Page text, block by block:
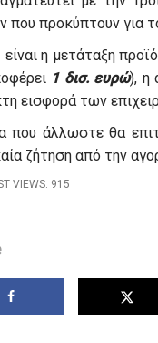
που προκύπτουν για
η μετάταξη
1 δισ. ευρώ), η
εισφορά των
που άλλωστε θα
ζήτηση από την
VIEWS: 915